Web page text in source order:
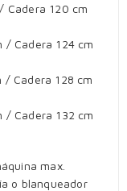
Cadera 120 cm
/ Cadera 124 cm
/ Cadera 128 cm
/ Cadera 132 cm
max.
o blanqueador